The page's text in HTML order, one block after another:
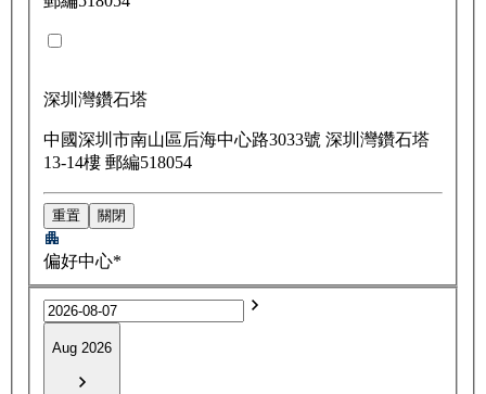
深圳灣鑽石塔
中國深圳市南山區后海中心路3033號 深圳灣鑽石塔
13-14樓 郵編518054
重置 關閉
偏好中心*
Aug 2026